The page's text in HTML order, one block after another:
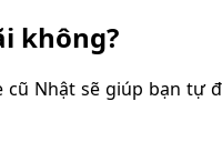
không?
Nhật sẽ giúp bạn tự